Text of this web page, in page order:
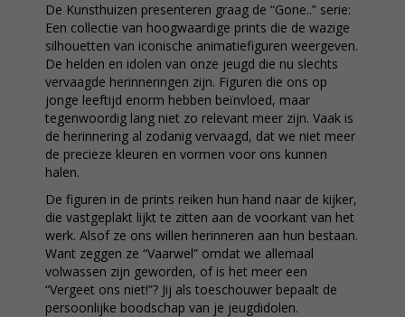
De Kunsthuizen presenteren graag de “Gone..” serie:
Een collectie van hoogwaardige prints die de wazige
silhouetten van iconische animatiefiguren weergeven.
De helden en idolen van onze jeugd die nu slechts
vervaagde herinneringen zijn. Figuren die ons op
jonge leeftijd enorm hebben beïnvloed, maar
tegenwoordig lang niet zo relevant meer zijn. Vaak is
de herinnering al zodanig vervaagd, dat we niet meer
de precieze kleuren en vormen voor ons kunnen
halen.
De figuren in de prints reiken hun hand naar de kijker,
die vastgeplakt lijkt te zitten aan de voorkant van het
werk. Alsof ze ons willen herinneren aan hun bestaan.
Want zeggen ze “Vaarwel” omdat we allemaal
volwassen zijn geworden, of is het meer een
“Vergeet ons niet!”? Jij als toeschouwer bepaalt de
persoonlijke boodschap van je jeugdidolen.